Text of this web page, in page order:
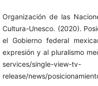
Organización de las
Cultura-Unesco. (2020).
el Gobierno federal
expresión y al pluralismo
services/single-view-tv-
release/news/